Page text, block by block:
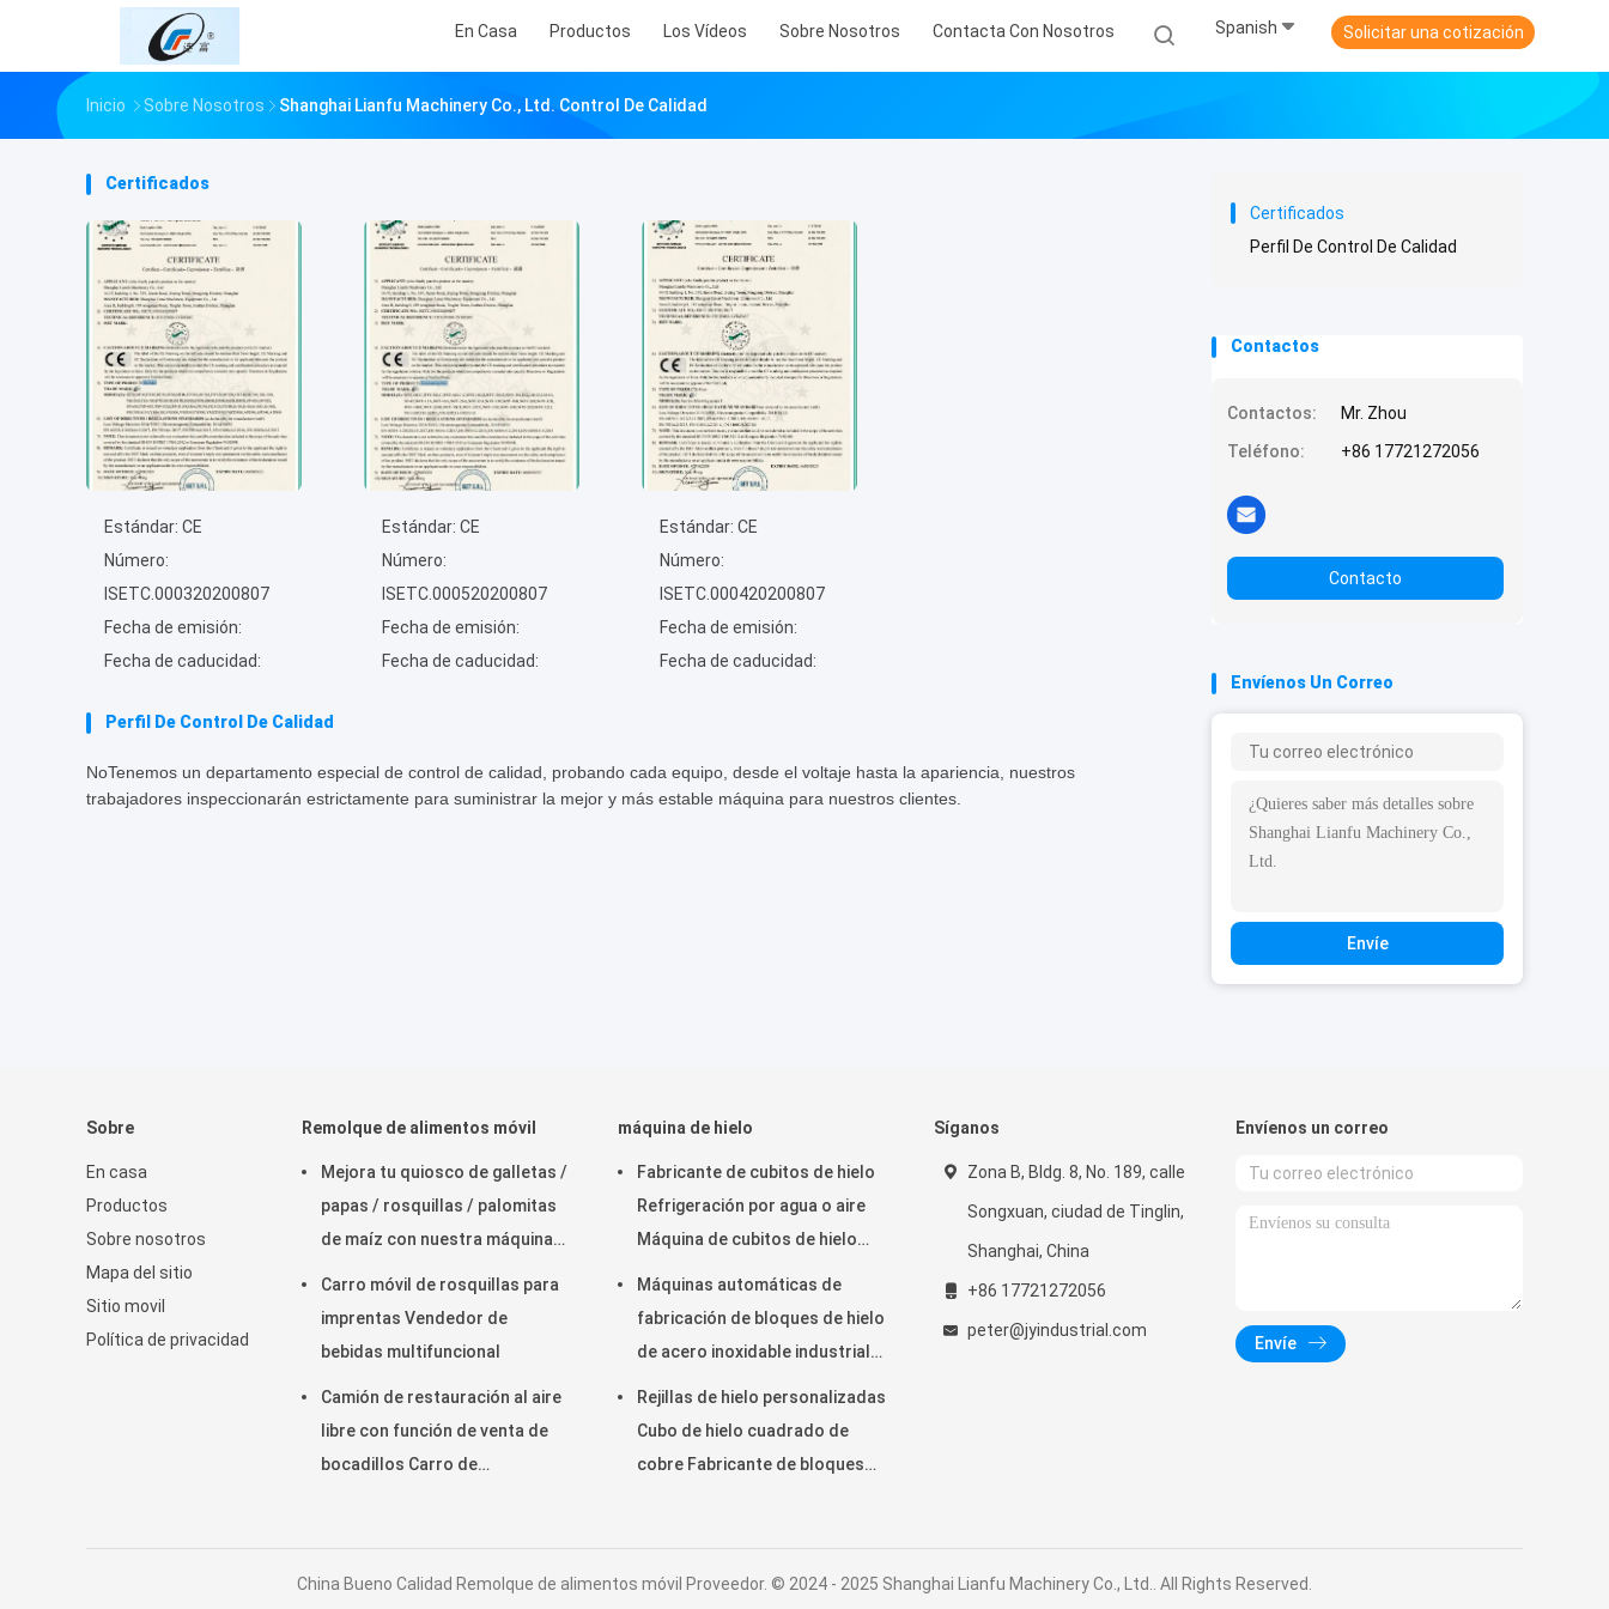
En Casa Productos Los Vídeos Sobre Nosotros Contacta Con Nosotros Spanish Solicitar una cotización
Inicio Sobre Nosotros Shanghai Lianfu Machinery Co., Ltd. Control De Calidad
Certificados
Estándar: CE
Número:
ISETC.000320200807
Fecha de emisión:
Fecha de caducidad:
Estándar: CE
Número:
ISETC.000520200807
Fecha de emisión:
Fecha de caducidad:
Estándar: CE
Número:
ISETC.000420200807
Fecha de emisión:
Fecha de caducidad:
Perfil De Control De Calidad
NoTenemos un departamento especial de control de calidad, probando cada equipo, desde el voltaje hasta la apariencia, nuestros
trabajadores inspeccionarán estrictamente para suministrar la mejor y más estable máquina para nuestros clientes.
Certificados
Perfil De Control De Calidad
Contactos
Contactos:
Mr. Zhou
Teléfono:
+86 17721272056
Contacto
Envíenos Un Correo
Envíe
Sobre
En casa
Productos
Sobre nosotros
Mapa del sitio
Sitio movil
Política de privacidad
Remolque de alimentos móvil
Mejora tu quiosco de galletas /
papas / rosquillas / palomitas
de maíz con nuestra máquina
Carro móvil de rosquillas para
imprentas Vendedor de
bebidas multifuncional
Camión de restauración al aire
libre con función de venta de
bocadillos Carro de
máquina de hielo
Fabricante de cubitos de hielo
Refrigeración por agua o aire
Máquina de cubitos de hielo
Máquinas automáticas de
fabricación de bloques de hielo
de acero inoxidable industrial
Rejillas de hielo personalizadas
Cubo de hielo cuadrado de
cobre Fabricante de bloques
Síganos
Zona B, Bldg. 8, No. 189, calle
Songxuan, ciudad de Tinglin,
Shanghai, China
+86 17721272056
peter@jyindustrial.com
Envíenos un correo
Envíe
China Bueno Calidad Remolque de alimentos móvil Proveedor. © 2024 - 2025 Shanghai Lianfu Machinery Co., Ltd.. All Rights Reserved.